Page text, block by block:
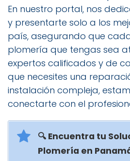
En nuestro portal, nos
y presentarte solo a los
país, asegurando que
plomería que tengas sea
expertos calificados y de
que necesites una
instalación compleja,
conectarte con el
🔍 Encuentra tu
Plomería en